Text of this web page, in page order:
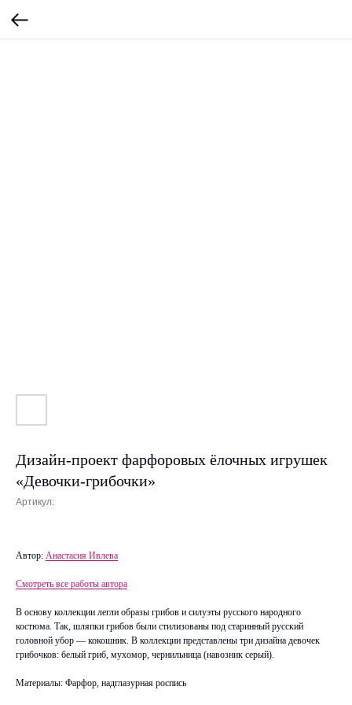
Дизайн-проект фарфоровых ёлочных игрушек
«Девочки-грибочки»
Артикул:
Автор: Анастасия Ивлева
Смотреть все работы автора
B основу коллекции легли образы грибов и силуэты русского народного
костюма. Так, шляпки грибов были стилизованы под старинный русский
головной убор — кокошник. В коллекции представлены три дизайна девочек
грибочков: белый гриб, мухомор, чернильница (навозник серый).
Материалы: Фарфор, надглазурная роспись